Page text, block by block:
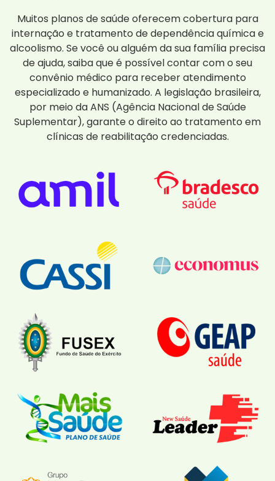
Muitos planos de saúde oferecem cobertura para
internação e tratamento de dependência química e
alcoolismo. Se você ou alguém da sua família precisa
de ajuda, saiba que é possível contar com o seu
convênio médico para receber atendimento
especializado e humanizado. A legislação brasileira,
por meio da ANS (Agência Nacional de Saúde
Suplementar), garante o direito ao tratamento em
clínicas de reabilitação credenciadas.